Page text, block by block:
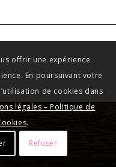
offrir une expérience
En poursuivant votre
de cookies dans
légales – Politique de
.
Refuser